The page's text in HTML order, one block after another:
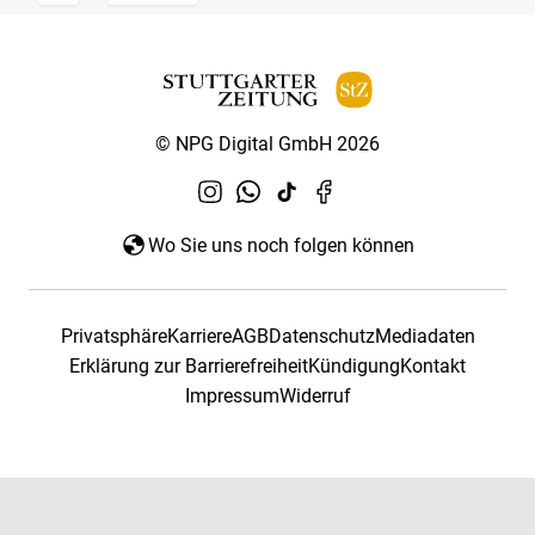
© NPG Digital GmbH 2026
Wo Sie uns noch folgen können
PrivatsphäreKarriereAGBDatenschutzMediadaten
Erklärung zur BarrierefreiheitKündigungKontakt
ImpressumWiderruf